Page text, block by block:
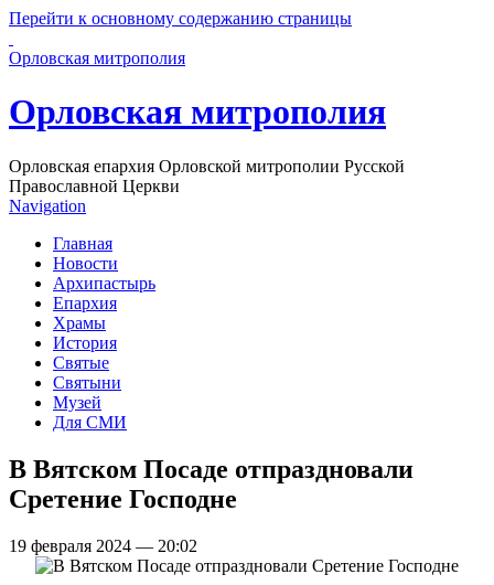
Перейти к основному содержанию страницы
Орловская митрополия
Орловская митрополия
Орловская епархия Орловской митрополии Русской
Православной Церкви
Navigation
Главная
Новости
Архипастырь
Епархия
Храмы
История
Святые
Святыни
Музей
Для СМИ
В Вятском Посаде отпраздновали
Сретение Господне
19 февраля 2024 — 20:02